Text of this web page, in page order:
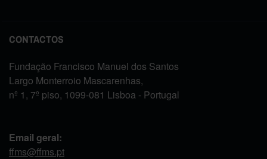
CONTACTOS
Fundação Francisco Manuel dos Santos
Largo Monterroio Mascarenhas,
nº 1, 7º piso, 1099-081 Lisboa - Portugal
Email geral:
ffms@ffms.pt